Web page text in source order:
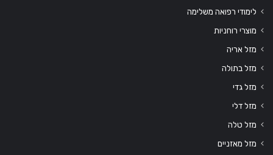
לימודי רפואה משלימה
מוצרי רוחניות
מזל אריה
מזל בתולה
מזל גדי
מזל דלי
מזל טלה
מזל מאזניים